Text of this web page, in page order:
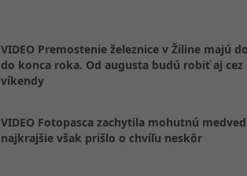
VIDEO Premostenie železnice v Žiline majú
do konca roka. Od augusta budú robiť aj cez
víkendy
VIDEO Fotopasca zachytila mohutnú
najkrajšie však prišlo o chvíľu neskôr